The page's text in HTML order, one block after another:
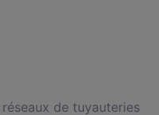
de tuyauteries